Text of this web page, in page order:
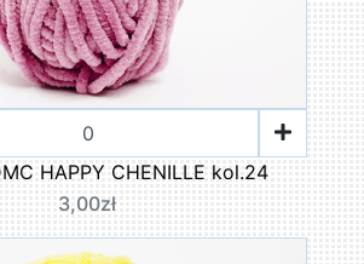
HAPPY CHENILLE kol.24
3,00zł